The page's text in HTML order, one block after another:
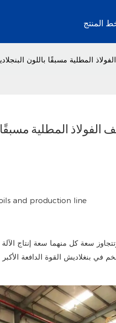
المنتج
المطلية مسبقًا باللون
الفولاذ المطلية
بنغلاديش القوة الدافعة